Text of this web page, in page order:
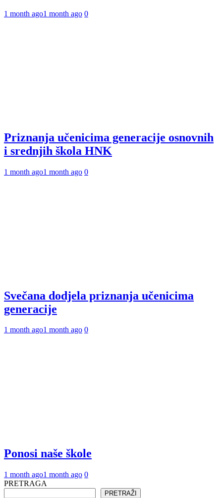
1 month ago1 month ago 0
Priznanja učenicima generacije osnovnih
i srednjih škola HNK
1 month ago1 month ago 0
Svečana dodjela priznanja učenicima
generacije
1 month ago1 month ago 0
Ponosi naše škole
1 month ago1 month ago 0
PRETRAGA
PRETRAŽI